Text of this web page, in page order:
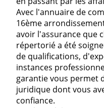
Avec l'annuaire de
16ème
avoir l'assurance que
répertorié a été
de qualifications,
instances
garantie vous permet
juridique dont vous
confiance.